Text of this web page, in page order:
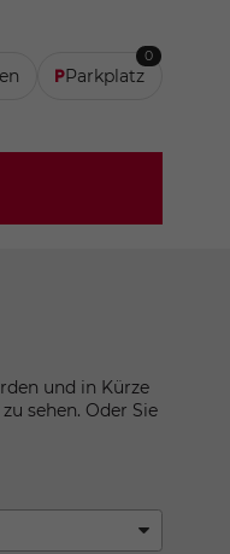
Parkplatz
0
und in Kürze
sehen. Oder Sie